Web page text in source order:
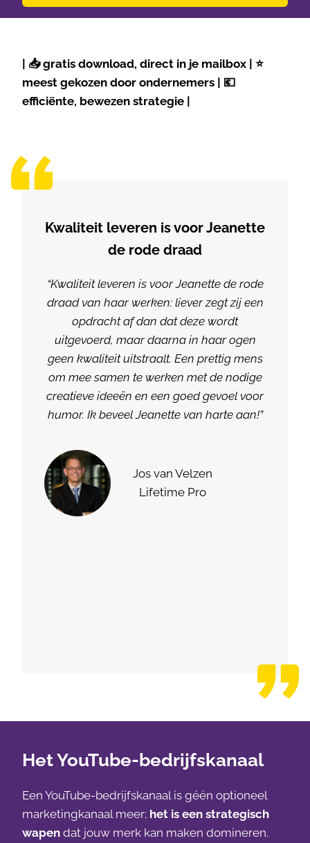
| 📥gratis download, direct in je mailbox | ⭐
meest gekozen door ondernemers | 💶
efficiënte, bewezen strategie |
Kwaliteit leveren is voor Jeanette
de rode draad
“Kwaliteit leveren is voor Jeanette de rode
draad van haar werken: liever zegt zij een
opdracht af dan dat deze wordt
uitgevoerd, maar daarna in haar ogen
geen kwaliteit uitstraalt. Een prettig mens
om mee samen te werken met de nodige
creatieve ideeën en een goed gevoel voor
humor. Ik beveel Jeanette van harte aan!”
Jos van Velzen
Lifetime Pro
Het YouTube-bedrijfskanaal
Een YouTube-bedrijfskanaal is géén optioneel
marketingkanaal meer; het is een strategisch
wapen dat jouw merk kan maken domineren.